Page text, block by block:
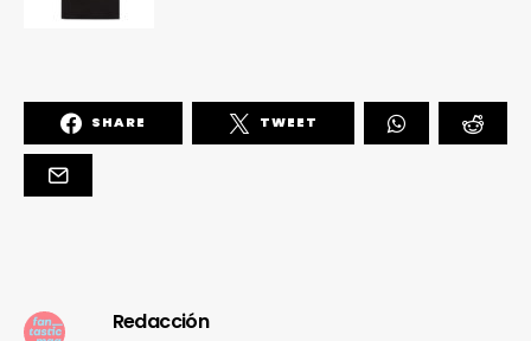
SHARE TWEET
Redacción